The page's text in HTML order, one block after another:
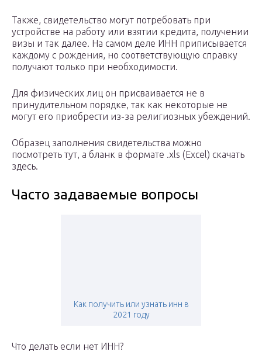
Также, свидетельство могут потребовать при
устройстве на работу или взятии кредита, получении
визы и так далее. На самом деле ИНН приписывается
каждому с рождения, но соответствующую справку
получают только при необходимости.
Для физических лиц он присваивается не в
принудительном порядке, так как некоторые не
могут его приобрести из-за религиозных убеждений.
Образец заполнения свидетельства можно
посмотреть тут, а бланк в формате .xls (Excel) скачать
здесь.
Часто задаваемые вопросы
Как получить или узнать инн в
2021 году
Что делать если нет ИНН?